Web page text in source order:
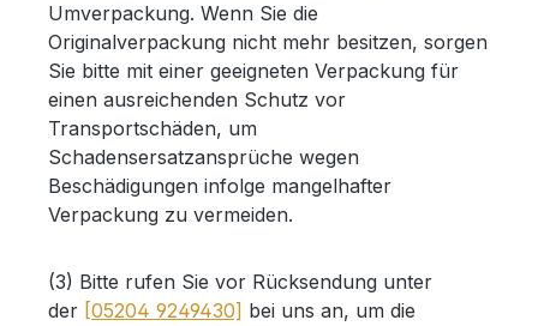
Umverpackung. Wenn Sie die
Originalverpackung nicht mehr besitzen, sorgen
Sie bitte mit einer geeigneten Verpackung für
einen ausreichenden Schutz vor
Transportschäden, um
Schadensersatzansprüche wegen
Beschädigungen infolge mangelhafter
Verpackung zu vermeiden.
(3) Bitte rufen Sie vor Rücksendung unter
der [05204 9249430] bei uns an, um die